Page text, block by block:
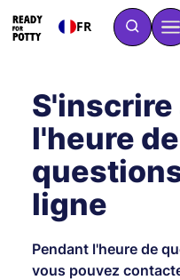
FR
S'inscrire
l'heure
ligne
Pendant l'heure de
vous pouvez